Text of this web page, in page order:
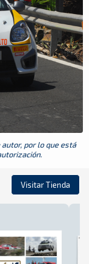
TIENDA
ARCHIVO
por lo que está
Visitar Tienda